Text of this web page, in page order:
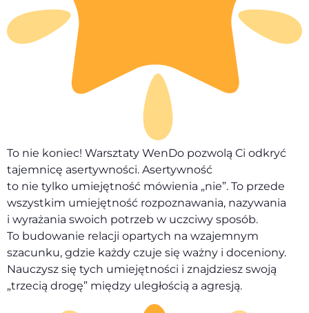
To nie koniec! Warsztaty WenDo pozwolą Ci odkryć
tajemnicę asertywności. Asertywność
to nie tylko umiejętność mówienia „nie”. To przede
wszystkim umiejętność rozpoznawania, nazywania
i wyrażania swoich potrzeb w uczciwy sposób.
To budowanie relacji opartych na wzajemnym
szacunku, gdzie każdy czuje się ważny i doceniony.
Nauczysz się tych umiejętności i znajdziesz swoją
„trzecią drogę” między uległością a agresją.